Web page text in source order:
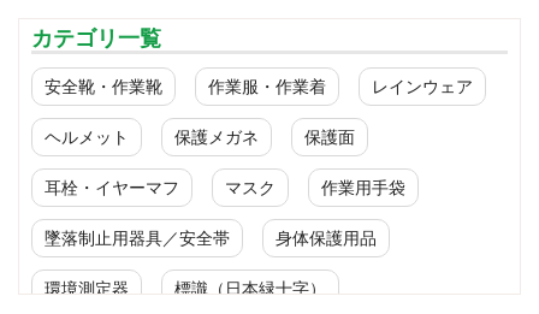
カテゴリ一覧
安全靴・作業靴 作業服・作業着 レインウェア
ヘルメット 保護メガネ 保護面
耳栓・イヤーマフ マスク 作業用手袋
墜落制止用器具／安全帯 身体保護用品
環境測定器 標識（日本緑十字）